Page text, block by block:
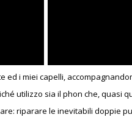
ed i miei capelli,
utilizzo sia il phon che, quasi
riparare le inevitabili doppie